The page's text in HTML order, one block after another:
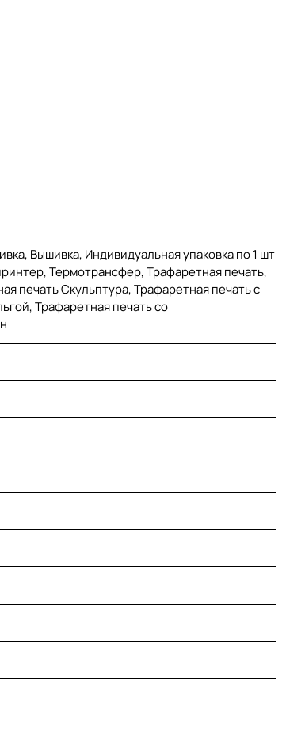
Вышивка, Индивидуальная упаковка по 1 шт
Термотрансфер, Трафаретная печать,
печать Скульптура, Трафаретная печать с
Трафаретная печать со